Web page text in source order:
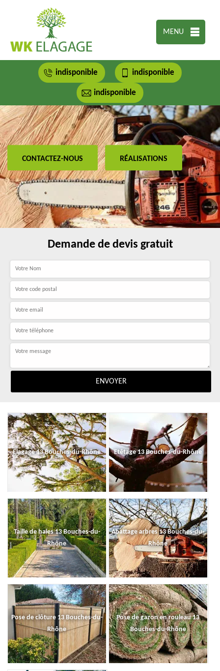
MENU
indisponible indisponible
indisponible
CONTACTEZ-NOUS RÉALISATIONS
Demande de devis gratuit
Elagage 13 Bouches-du-Rhône Etêtage 13 Bouches-du-Rhône
Taille de haies 13 Bouches-du-
Rhône
Abattage arbres 13 Bouches-du-
Rhône
Pose de clôture 13 Bouches-du-
Rhône
Pose de gazon en rouleau 13
Bouches-du-Rhône